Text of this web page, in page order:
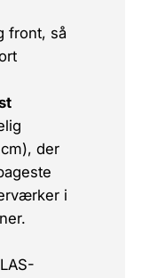
front, så
der
i